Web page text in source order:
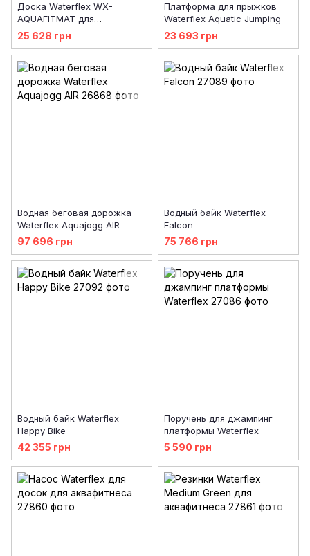
Доска Waterflex WX-
AQUAFITMAT для
аквафитнеса
25 628 грн
Платформа для прыжков
Waterflex Aquatic Jumping
23 693 грн
Водная беговая дорожка
Waterflex Aquajogg AIR
97 696 грн
Водный байк Waterflex
Falcon
75 766 грн
Водный байк Waterflex
Happy Bike
42 355 грн
Поручень для джампинг
платформы Waterflex
5 590 грн